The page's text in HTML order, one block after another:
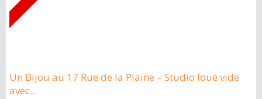
Un Bijou au 17 Rue de la Plaine – Studio loué vide
avec...